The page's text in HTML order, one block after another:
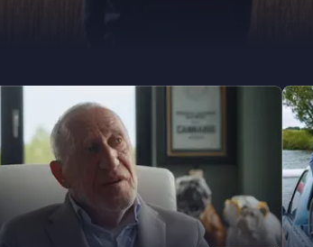
Binnenkort
Alle films